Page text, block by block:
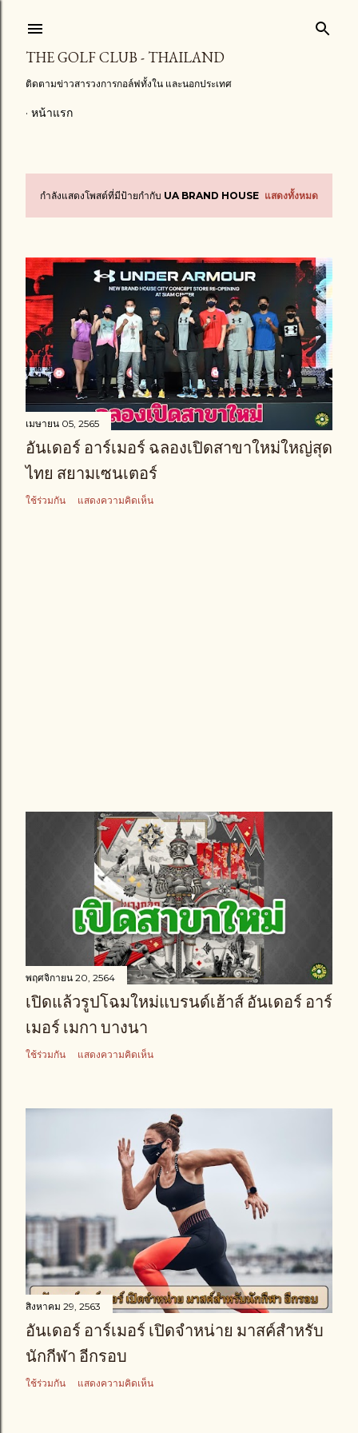
THE GOLF CLUB - THAILAND
ติดตามข่าวสารวงการกอล์ฟทั้งใน และนอกประเทศ
หน้าแรก
บ
ท
ค
ว
า
ม
กำลังแสดงโพสต์ที่มีป้ายกำกับ UA BRAND HOUSE แสดงทั้งหมด
เมษายน 05, 2565
อันเดอร์ อาร์เมอร์ ฉลองเปิดสาขาใหม่ใหญ่สุด
ไทย สยามเซนเตอร์
ใช้ร่วมกัน แสดงความคิดเห็น
พฤศจิกายน 20, 2564
เปิดแล้วรูปโฉมใหม่แบรนด์เฮ้าส์ อันเดอร์ อาร์
เมอร์ เมกา บางนา
ใช้ร่วมกัน แสดงความคิดเห็น
สิงหาคม 29, 2563
อันเดอร์ อาร์เมอร์ เปิดจำหน่าย มาสค์สำหรับ
นักกีฬา อีกรอบ
ใช้ร่วมกัน แสดงความคิดเห็น